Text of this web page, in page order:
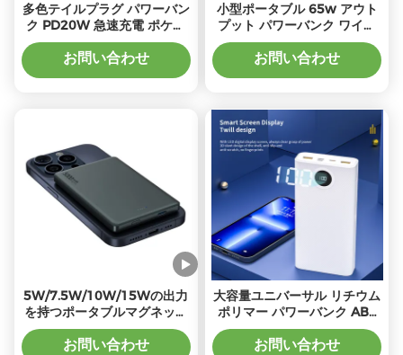
多色テイルプラグ パワーバン
ク PD20W 急速充電 ポケッ
ト パワーバンク
お問い合わせ
小型ポータブル 65w アウト
プット パワーバンク ワイヤ
レス 急速充電
お問い合わせ
5W/7.5W/10W/15Wの出力
を持つポータブルマグネット
ワイヤレスパワーバンク
お問い合わせ
大容量ユニバーサル リチウム
ポリマー パワーバンク ABS
PC 防火 20W PD 充電
お問い合わせ